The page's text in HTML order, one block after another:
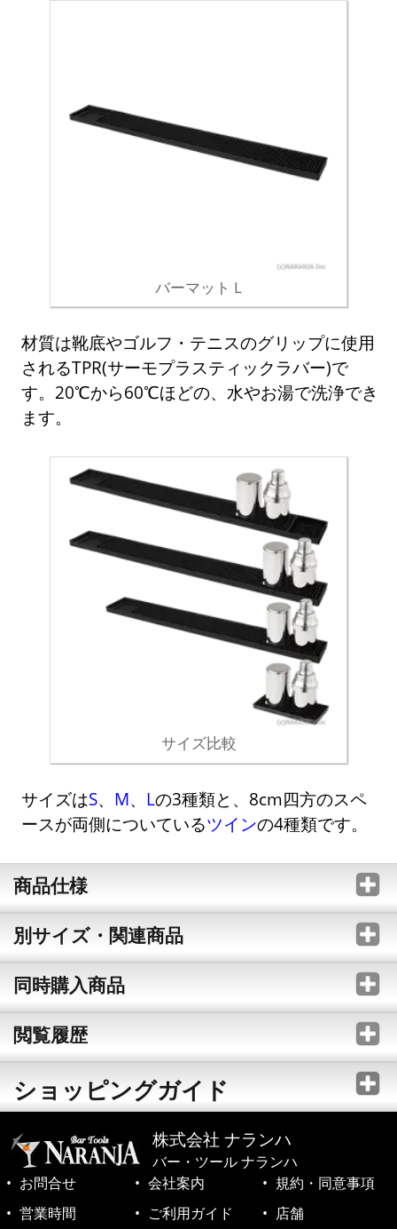
バーマット L
材質は靴底やゴルフ・テニスのグリップに使用
されるTPR(サーモプラスティックラバー)で
す。20℃から60℃ほどの、水やお湯で洗浄でき
ます。
サイズ比較
サイズはS、 M、 Lの3種類と、8cm四方のスペ
ースが両側についているツインの4種類です。
商品仕様
別サイズ・関連商品
同時購入商品
閲覧履歴
ショッピングガイド
株式会社 ナランハ
バー・ツール ナランハ
お問合せ
会社案内
規約・同意事項
営業時間
ご利用ガイド 店舗